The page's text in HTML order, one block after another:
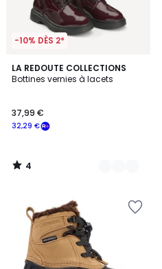
-10% DÈS 2*
LA REDOUTE COLLECTIONS
Bottines vernies à lacets
32,29 €
37,99 €
4
/
3
Couleurs
4
/